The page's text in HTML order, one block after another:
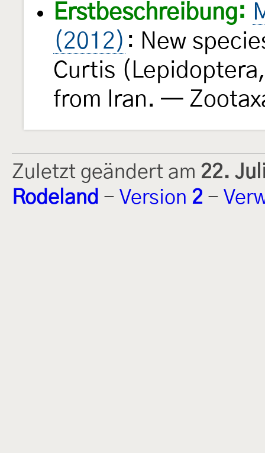
Erstbeschreibung:
(2012) : New
Curtis
from Iran. —
Zuletzt geändert am 22.
Rodeland - Version 2 -